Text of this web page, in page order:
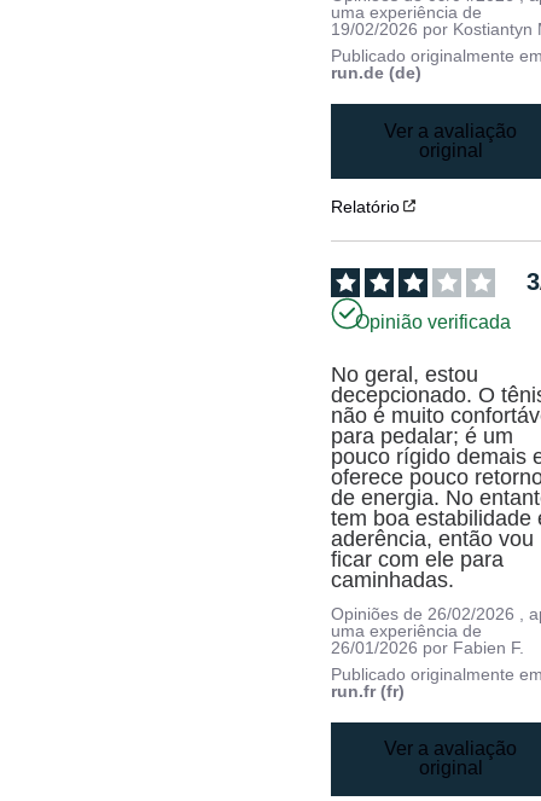
uma experiência de
19/02/2026 por Kostiantyn
Publicado originalmente
run.de (de)
Ver a avaliação
original
Relatório
3
Opinião verificada
No geral, estou
decepcionado. O
não é muito
para pedalar; é um
pouco rígido demais
oferece pouco
de energia. No
tem boa estabilidade
aderência, então vou
ficar com ele para
caminhadas.
Opiniões de 26/02/2026
,
uma experiência de
26/01/2026 por Fabien F.
Publicado originalmente
run.fr (fr)
Ver a avaliação
original